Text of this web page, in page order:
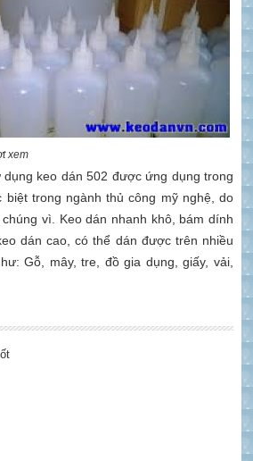
xem
dụng keo dán 502 được ứng dụng trong
biệt trong ngành thủ công mỹ nghệ, do
vì. Keo dán nhanh khô, bám dính
dán cao, có thể dán được trên nhiều
Gỗ, mây, tre, đồ gia dụng, giấy, vải,
quý, vv. Vì vậy người ta thường gọi